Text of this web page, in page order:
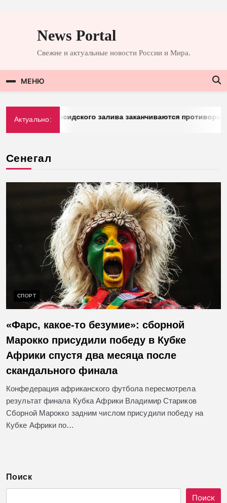
содержимомуNews Portal
Свежие и актуальные новости России и Мира.
МЕНЮ
Актуально:
у стран Персидского залива заканчиваются
Сенегал
СПОРТ
«Фарс, какое-то безумие»: сборной
Марокко присудили победу в Кубке
Африки спустя два месяца после
скандального финала
Конфедерация африканского футбола пересмотрела
результат финала Кубка Африки Владимир Стариков
Сборной Марокко задним числом присудили победу на
Кубке Африки по…
Поиск
Поиск